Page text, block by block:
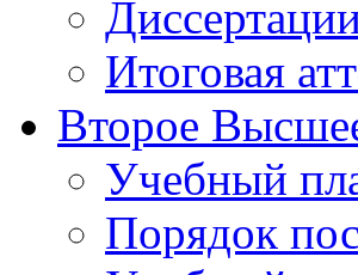
Итоговая
Второе
Учебный
Порядок